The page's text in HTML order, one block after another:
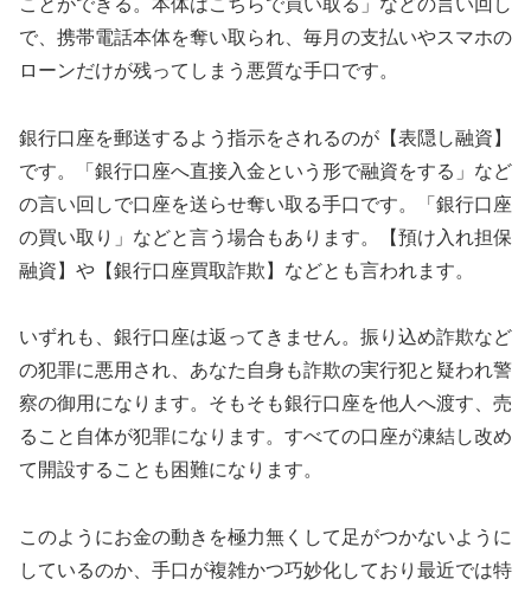
で、携帯電話本体を奪い取られ、毎月の支払いやスマホの
ローンだけが残ってしまう悪質な手口です。
銀行口座を郵送するよう指示をされるのが【表隠し融資】
です。「銀行口座へ直接入金という形で融資をする」など
の言い回しで口座を送らせ奪い取る手口です。「銀行口座
の買い取り」などと言う場合もあります。【預け入れ担保
融資】や【銀行口座買取詐欺】などとも言われます。
いずれも、銀行口座は返ってきません。振り込め詐欺など
の犯罪に悪用され、あなた自身も詐欺の実行犯と疑われ警
察の御用になります。そもそも銀行口座を他人へ渡す、売
ること自体が犯罪になります。すべての口座が凍結し改め
て開設することも困難になります。
このようにお金の動きを極力無くして足がつかないように
しているのか、手口が複雑かつ巧妙化しており最近では特